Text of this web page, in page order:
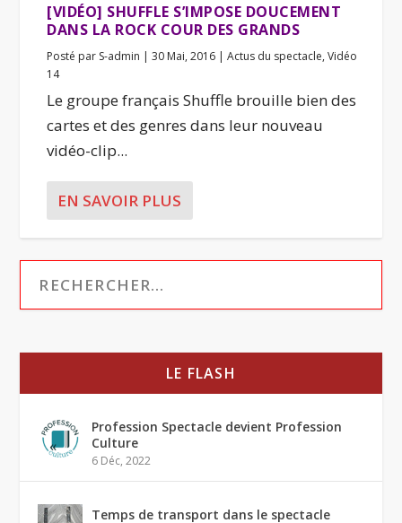
[VIDÉO] SHUFFLE S’IMPOSE DOUCEMENT
DANS LA ROCK COUR DES GRANDS
Posté par S-admin |30 Mai, 2016 |Actus du spectacle,Vidéo
14
Le groupe français Shuffle brouille bien des
cartes et des genres dans leur nouveau
vidéo-clip...
EN SAVOIR PLUS
LE FLASH
Profession Spectacle devient Profession
Culture
6 Déc, 2022
Temps de transport dans le spectacle